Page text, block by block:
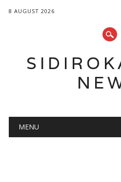
8 AUGUST 2026
Main menu
MENU